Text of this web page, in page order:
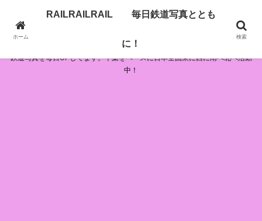
RAILRAILRAIL 毎日鉄道写真とともに！
鉄道写真を毎日UPしてます。千葉をベースに日本全国東に西に南へ北へ活動
中！
ホーム
RAILRAILRAIL 毎日鉄道写真ととも
に！
検索